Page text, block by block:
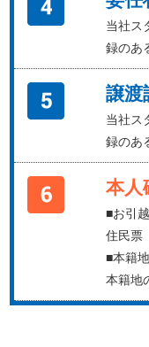
当社ス
録のあ
譲渡
当社ス
録のあ
本
■お引
住民票
■本籍
本籍地